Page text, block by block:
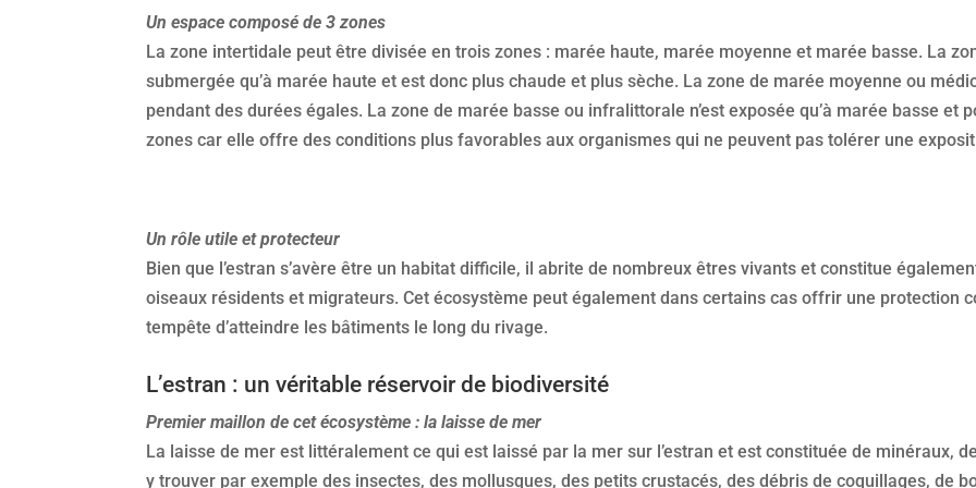
Un espace composé de 3 zones
La zone intertidale peut être divisée en trois zones : marée haute, marée moyenne et marée basse. La
submergée qu’à marée haute et est donc plus chaude et plus sèche. La zone de marée moyenne ou
pendant des durées égales. La zone de marée basse ou infralittorale n’est exposée qu’à marée basse
zones car elle offre des conditions plus favorables aux organismes qui ne peuvent pas tolérer une
Un rôle utile et protecteur
Bien que l’estran s’avère être un habitat difficile, il abrite de nombreux êtres vivants et constitue
oiseaux résidents et migrateurs. Cet écosystème peut également dans certains cas offrir une protection
tempête d’atteindre les bâtiments le long du rivage.
L’estran : un véritable réservoir de biodiversité
Premier maillon de cet écosystème : la laisse de mer
La laisse de mer est littéralement ce qui est laissé par la mer sur l’estran et est constituée de minéraux,
y trouver par exemple des insectes, des mollusques, des petits crustacés, des débris de coquillages, de